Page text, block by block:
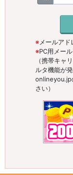
メールアド
PC用メー
（携帯キャ
ルタ機能が
onlineyou.jp
さい）